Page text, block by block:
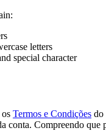
letters
special character
Termos e Condições do
conta. Compreendo